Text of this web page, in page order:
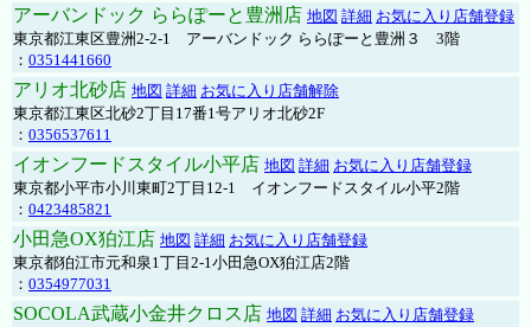
アーバンドック ららぽーと豊洲店 地図 詳細 お気に入り店舗登録
東京都江東区豊洲2-2-1 アーバンドック ららぽーと豊洲３ 3階
： 0351441660
アリオ北砂店 地図 詳細 お気に入り店舗解除
東京都江東区北砂2丁目17番1号アリオ北砂2F
： 0356537611
イオンフードスタイル小平店 地図 詳細 お気に入り店舗登録
東京都小平市小川東町2丁目12-1 イオンフードスタイル小平2階
： 0423485821
小田急OX狛江店 地図 詳細 お気に入り店舗登録
東京都狛江市元和泉1丁目2-1小田急OX狛江店2階
： 0354977031
SOCOLA武蔵小金井クロス店 地図 詳細 お気に入り店舗登録